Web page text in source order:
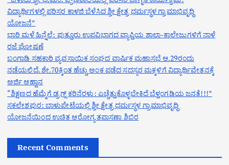
ವಿದ್ಯಾರ್ಥಿಗಳಲ್ಲಿ ಪರಿಸರ ಕಾಳಜಿ ಬೆಳೆಸಿದ ಶ್ರೀ ಕ್ಷೇತ್ರ ಧರ್ಮಸ್ಥಳ ಗ್ರಾಮಾಭಿವೃದ್ಧಿ
ಯೋಜನೆ”
ಭಾರಿ ಮಳೆ ಹಿನ್ನೆಲೆ: ಪುತ್ತೂರು ಉಪವಿಭಾಗದ ವ್ಯಾಪ್ತಿಯ ಶಾಲಾ-ಕಾಲೇಜುಗಳಿಗೆ ನಾಳೆ
ರಜೆ ಘೋಷಣೆ
ಬಂಗಾಡಿ ಸಹಕಾರಿ ವ್ಯವಸಾಯಿಕ ಸಂಘದ ವಾರ್ಷಿಕ ಮಹಾಸಭೆ ಆ.29ರಂದು
ನಡೆಯಲಿದೆ. ಶೇ.70ಕ್ಕಿಂತ ಹೆಚ್ಚು ಅಂಕ ಪಡೆದ ಸದಸ್ಯರ ಮಕ್ಕಳಿಗೆ ವಿದ್ಯಾರ್ಥಿವೇತನಕ್ಕೆ
ಅರ್ಜಿ ಆಹ್ವಾನ
“ಶಿಕ್ಷಣದ ಹೆಮ್ಮೆಗೆ ಡ್ರಗ್ಸ್ ಕರಿನೆರಳು: ಎಚ್ಚೆತ್ತುಕೊಳ್ಳಬೇಕಿದೆ ಬೆಳ್ತಂಗಡಿಯ ಜನತೆ!!!”
ಸಕಲೇಶಪುರ: ಬಾಳುಪೇಟೆಯಲ್ಲಿ ಶ್ರೀ ಕ್ಷೇತ್ರ ಧರ್ಮಸ್ಥಳ ಗ್ರಾಮಾಭಿವೃದ್ಧಿ
ಯೋಜನೆಯಿಂದ ಉಚಿತ ಆರೋಗ್ಯ ತಪಾಸಣಾ ಶಿಬಿರ
Recent Comments